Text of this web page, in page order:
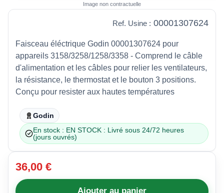
Image non contractuelle
Ref. Usine : 00001307624
Faisceau éléctrique Godin 00001307624 pour
appareils 3158/3258/1258/3358 - Comprend le câble
d'alimentation et les câbles pour relier les ventilateurs,
la résistance, le thermostat et le bouton 3 positions.
Conçu pour resister aux hautes températures
Godin
En stock : EN STOCK : Livré sous 24/72 heures
(jours ouvrés)
36,00 €
Ajouter au panier